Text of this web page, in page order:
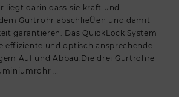
liegt darin dass sie kraft und
Gurtrohr abschlieÜen und damit
garantieren. Das QuickLock System
effiziente und optisch ansprechende
Auf und Abbau.Die drei Gurtrohre
…